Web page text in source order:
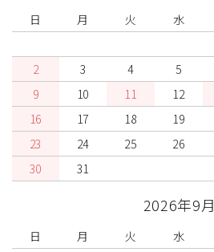
日 月 火 水
2
3 4 5
9
10 11 12
16
17 18 19
23
24 25 26
30
31
2026年9月
日 月 火 水